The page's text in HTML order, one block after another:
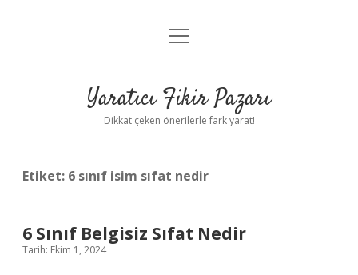
Anasayfa
Yasal Uyarı
menüyü
Yaratıcı Fikir Pazarı
Dikkat çeken önerilerle fark yarat!
Etiket: 6 sınıf isim sıfat nedir
6 Sınıf Belgisiz Sıfat Nedir
Tarih: Ekim 1, 2024